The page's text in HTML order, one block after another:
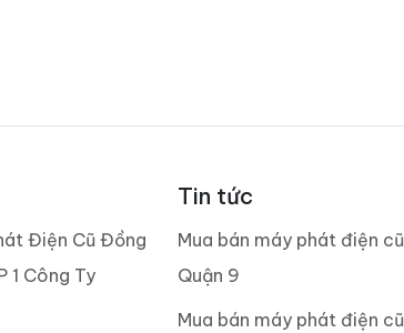
Điện Cũ Đồng
1 Công Ty
Tin tức
Mua bán máy phát điện
Quận 9
Mua bán máy phát điện